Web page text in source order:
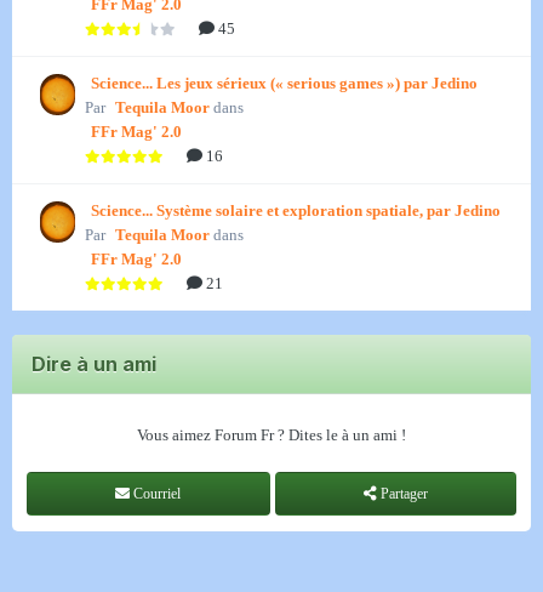
FFr Mag' 2.0
45
Science... Les jeux sérieux (« serious games ») par Jedino
Par Tequila Moor dans
FFr Mag' 2.0
16
Science... Système solaire et exploration spatiale, par Jedino
Par Tequila Moor dans
FFr Mag' 2.0
21
Dire à un ami
Vous aimez Forum Fr ? Dites le à un ami !
Courriel Partager